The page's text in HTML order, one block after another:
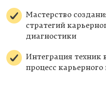
Мастерство
стратегий
диагностики
Интеграция техник
процесс